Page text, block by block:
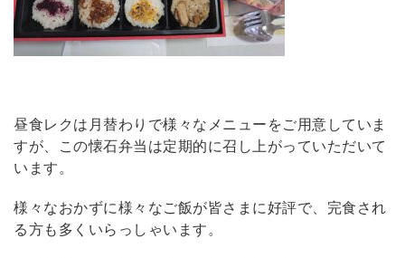
昼食レクは月替わりで様々なメニューをご用意していま
すが、この懐石弁当は定期的に召し上がっていただいて
います。
様々なおかずに様々なご飯が皆さまに好評で、完食され
る方も多くいらっしゃいます。